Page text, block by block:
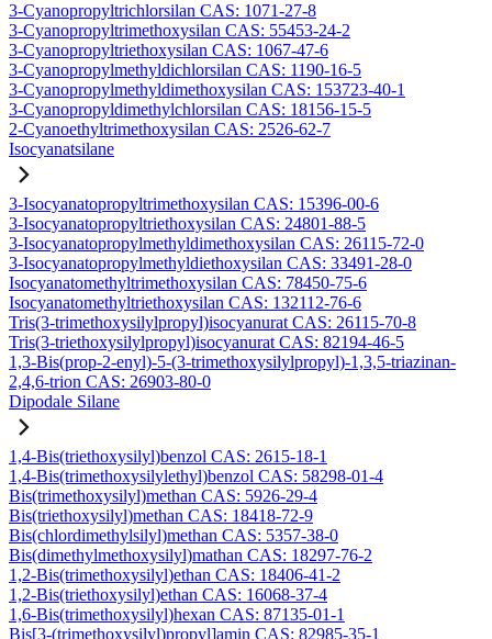
3-Cyanopropyltrichlorsilan CAS: 1071-27-8
3-Cyanopropyltrimethoxysilan CAS: 55453-24-2
3-Cyanopropyltriethoxysilan CAS: 1067-47-6
3-Cyanopropylmethyldichlorsilan CAS: 1190-16-5
3-Cyanopropylmethyldimethoxysilan CAS: 153723-40-1
3-Cyanopropyldimethylchlorsilan CAS: 18156-15-5
2-Cyanoethyltrimethoxysilan CAS: 2526-62-7
Isocyanatsilane
3-Isocyanatopropyltrimethoxysilan CAS: 15396-00-6
3-Isocyanatopropyltriethoxysilan CAS: 24801-88-5
3-Isocyanatopropylmethyldimethoxysilan CAS: 26115-72-0
3-Isocyanatopropylmethyldiethoxysilan CAS: 33491-28-0
Isocyanatomethyltrimethoxysilan CAS: 78450-75-6
Isocyanatomethyltriethoxysilan CAS: 132112-76-6
Tris(3-trimethoxysilylpropyl)isocyanurat CAS: 26115-70-8
Tris(3-triethoxysilylpropyl)isocyanurat CAS: 82194-46-5
1,3-Bis(prop-2-enyl)-5-(3-trimethoxysilylpropyl)-1,3,5-triazinan-
2,4,6-trion CAS: 26903-80-0
Dipodale Silane
1,4-Bis(triethoxysilyl)benzol CAS: 2615-18-1
1,4-Bis(trimethoxysilylethyl)benzol CAS: 58298-01-4
Bis(trimethoxysilyl)methan CAS: 5926-29-4
Bis(triethoxysilyl)methan CAS: 18418-72-9
Bis(chlordimethylsilyl)methan CAS: 5357-38-0
Bis(dimethylmethoxysilyl)mathan CAS: 18297-76-2
1,2-Bis(trimethoxysilyl)ethan CAS: 18406-41-2
1,2-Bis(triethoxysilyl)ethan CAS: 16068-37-4
1,6-Bis(trimethoxysilyl)hexan CAS: 87135-01-1
Bis[3-(trimethoxysilyl)propyl]amin CAS: 82985-35-1